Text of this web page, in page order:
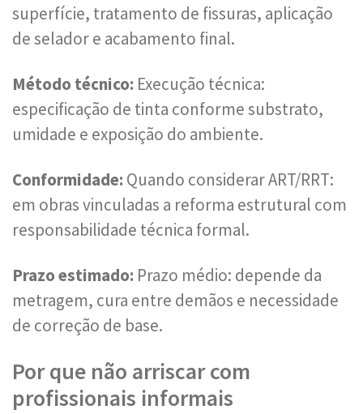
superfície, tratamento de fissuras, aplicação
de selador e acabamento final.
Método técnico: Execução técnica:
especificação de tinta conforme substrato,
umidade e exposição do ambiente.
Conformidade: Quando considerar ART/RRT:
em obras vinculadas a reforma estrutural com
responsabilidade técnica formal.
Prazo estimado: Prazo médio: depende da
metragem, cura entre demãos e necessidade
de correção de base.
Por que não arriscar com
profissionais informais